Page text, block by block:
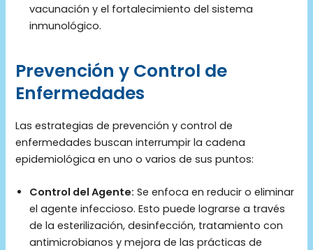
vacunación y el fortalecimiento del sistema
inmunológico.
Prevención y Control de
Enfermedades
Las estrategias de prevención y control de
enfermedades buscan interrumpir la cadena
epidemiológica en uno o varios de sus puntos:
Control del Agente: Se enfoca en reducir o eliminar
el agente infeccioso. Esto puede lograrse a través
de la esterilización, desinfección, tratamiento con
antimicrobianos y mejora de las prácticas de